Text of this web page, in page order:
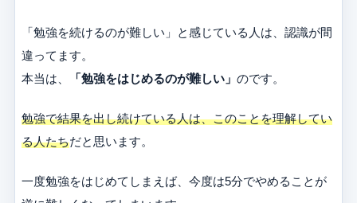
「勉強を続けるのが難しい」と感じている人は、認識が間
違ってます。
本当は、
「勉強をはじめるのが難しい」 のです。
勉強で結果を出し続けている人は、このことを理解してい
る人たちだと思います。
一度勉強をはじめてしまえば、今度は5分でやめることが